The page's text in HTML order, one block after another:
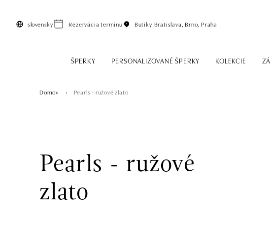
slovensky Rezervácia termínu Butiky Bratislava, Brno, Praha
ŠPERKY PERSONALIZOVANÉ ŠPERKY KOLEKCIE
Domov Pearls - ružové zlato
Pearls - ružové
zlato